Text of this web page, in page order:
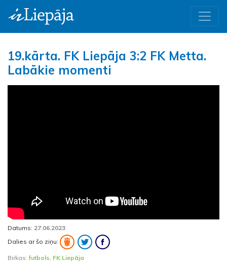
19.kārta. FK Liepāja 3:2 FK Metta.
Labākie momenti
Datums: 27.06.2023
Dalies ar šo ziņu:
Birkas:futbols FK Liepāja